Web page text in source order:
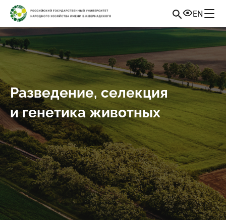
EN
Разведение, селекция
и генетика животных